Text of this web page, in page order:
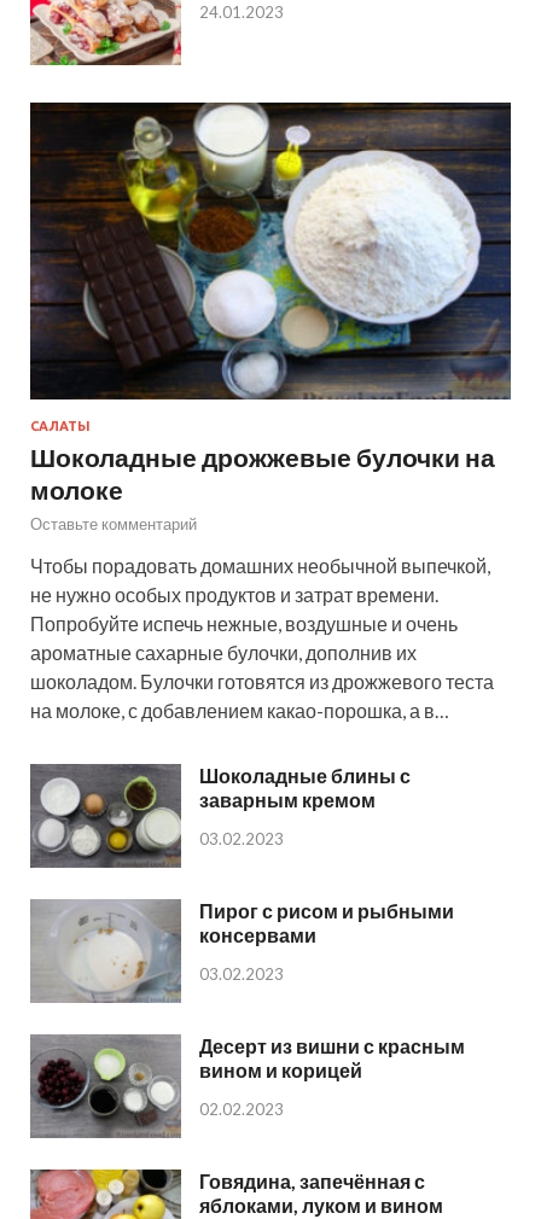
24.01.2023
САЛАТЫ
Шоколадные дрожжевые булочки на
молоке
Оставьте комментарий
Чтобы порадовать домашних необычной выпечкой,
не нужно особых продуктов и затрат времени.
Попробуйте испечь нежные, воздушные и очень
ароматные сахарные булочки, дополнив их
шоколадом. Булочки готовятся из дрожжевого теста
на молоке, с добавлением какао-порошка, а в…
Шоколадные блины с
заварным кремом
03.02.2023
Пирог с рисом и рыбными
консервами
03.02.2023
Десерт из вишни с красным
вином и корицей
02.02.2023
Говядина, запечённая с
яблоками, луком и вином